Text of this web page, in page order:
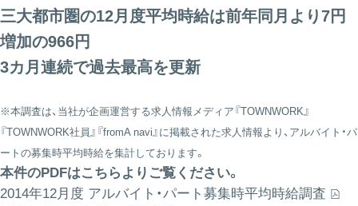
三大都市圏の12月度平均時給は前年同月より7円
増加の966円
3カ月連続で過去最高を更新
※本調査は、当社が企画運営する求人情報メディア『TOWNWORK』
『TOWNWORK社員』『fromA navi』に掲載された求人情報より、アルバイト・パ
ートの募集時平均時給を集計しております。
本件のPDFはこちらよりご覧ください。
2014年12月度 アルバイト・パート募集時平均時給調査